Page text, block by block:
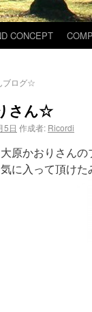
CONCEPT
ブログ☆
さん☆
5日 作成者: Ricordi
原かおりさんの
に入って頂け